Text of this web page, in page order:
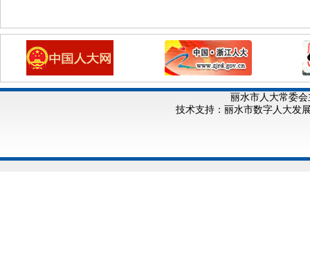
丽水市人大常委会
技术支持：丽水市数字人大发